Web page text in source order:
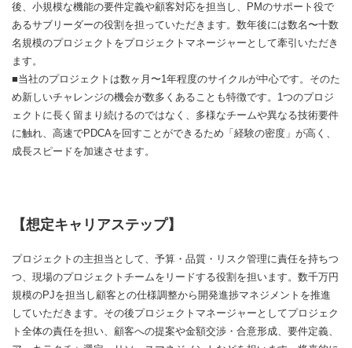
後、小規模な機能の要件定義や顧客対応を担当し、PMのサポート役で
あるサブリーダーの役割を担っていただきます。数年後には数名〜十数
名規模のプロジェクトをプロジェクトマネージャーとして牽引いただき
ます。
■当社のプロジェクトは数ヶ月〜1年程度のサイクルが中心です。そのた
め新しいチャレンジの機会が数多くあることも特徴です。1つのプロジ
ェクトに長く留まり続けるのではなく、多様なチームや異なる技術要件
に触れ、高速でPDCAを回すことができるため「経験の密度」が高く、
成長スピードを加速させます。
【想定キャリアステップ】
プロジェクトの主担当として、予算・品質・リスク管理に責任を持ちつ
つ、現場のプロジェクトチームをリードする役割を担います。数千万円
規模のPJを担当し顧客との仕様調整から開発進捗マネジメントを推進
していただきます。その後プロジェクトマネージャーとしてプロジェク
ト全体の責任を担い、顧客への提案や金額交渉・合意形成、要件定義、